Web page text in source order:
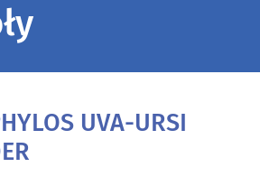
UVA-URSI